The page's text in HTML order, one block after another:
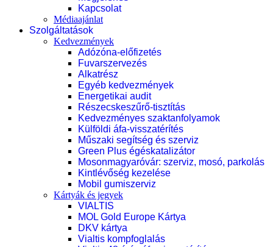
Kapcsolat
Médiaajánlat
Szolgáltatások
Kedvezmények
Adózóna-előfizetés
Fuvarszervezés
Alkatrész
Egyéb kedvezmények
Energetikai audit
Részecskeszűrő-tisztítás
Kedvezményes szaktanfolyamok
Külföldi áfa-visszatérítés
Műszaki segítség és szerviz
Green Plus égéskatalizátor
Mosonmagyaróvár: szerviz, mosó, parkolás
Kintlévőség kezelése
Mobil gumiszerviz
Kártyák és jegyek
VIALTIS
MOL Gold Europe Kártya
DKV kártya
Vialtis kompfoglalás